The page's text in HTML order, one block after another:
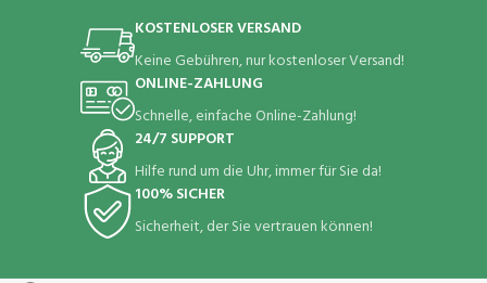
KOSTENLOSER VERSAND
Keine Gebühren, nur kostenloser Versand!
ONLINE-ZAHLUNG
Schnelle, einfache Online-Zahlung!
24/7 SUPPORT
Hilfe rund um die Uhr, immer für Sie da!
100% SICHER
Sicherheit, der Sie vertrauen können!